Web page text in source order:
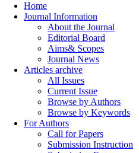
Home
Journal Information
About the Journal
Editorial Board
Aims& Scopes
Journal News
Articles archive
All Issues
Current Issue
Browse by Authors
Browse by Keywords
For Authors
Call for Papers
Submission Instruction